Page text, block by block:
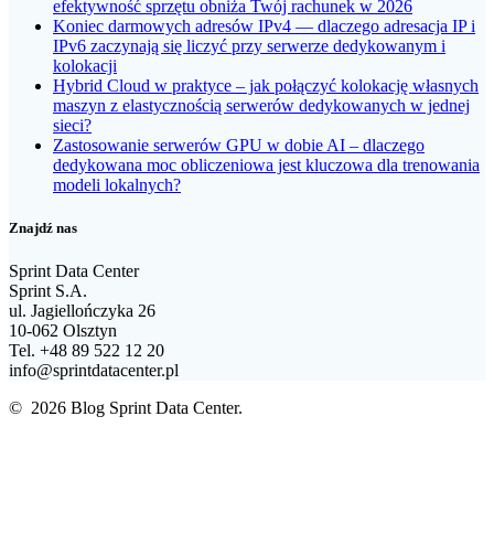
efektywność sprzętu obniża Twój rachunek w 2026
Koniec darmowych adresów IPv4 — dlaczego adresacja IP i
IPv6 zaczynają się liczyć przy serwerze dedykowanym i
kolokacji
Hybrid Cloud w praktyce – jak połączyć kolokację własnych
maszyn z elastycznością serwerów dedykowanych w jednej
sieci?
Zastosowanie serwerów GPU w dobie AI – dlaczego
dedykowana moc obliczeniowa jest kluczowa dla trenowania
modeli lokalnych?
Znajdź nas
Sprint Data Center
Sprint S.A.
ul. Jagiellończyka 26
10-062 Olsztyn
Tel. +48 89 522 12 20
info@sprintdatacenter.pl
© 2026 Blog Sprint Data Center.